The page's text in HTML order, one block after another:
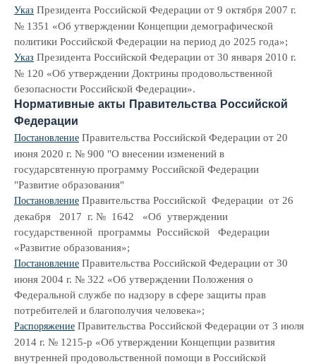
Указ Президента Российской Федерации от 9 октября 2007 г.
№ 1351 «Об утверждении Концепции демографической
политики Российской Федерации на период до 2025 года»;
Указ Президента Российской Федерации от 30 января 2010 г.
№ 120 «Об утверждении Доктрины продовольственной
безопасности Российской Федерации».
Нормативные акты Правительства Российской
Федерации
Постановление Правительства Российской Федерации от 20
июня 2020 г. № 900 "О внесении изменений в
государсвтенную программу Российской Федерации
"Развитие образования"
Постановление Правительства Российской Федерации от 26
декабря 2017 г. № 1642 «Об утверждении
государственной программы Российской Федерации
«Развитие образования»;
Постановление Правительства Российской Федерации от 30
июня 2004 г. № 322 «Об утверждении Положения о
Федеральной службе по надзору в сфере защиты прав
потребителей и благополучия человека»;
Распоряжение Правительства Российской Федерации от 3 июля
2014 г. № 1215-р «Об утверждении Концепции развития
внутренней продовольственной помощи в Российской